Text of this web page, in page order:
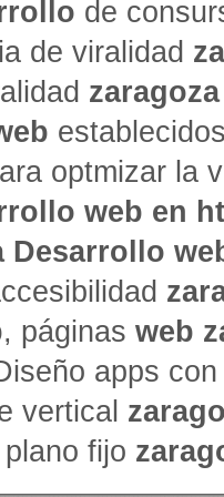
de
de viralidad
zaragoza
optmizar la
web en
Desarrollo
, páginas web
apps
vertical
plano fijo